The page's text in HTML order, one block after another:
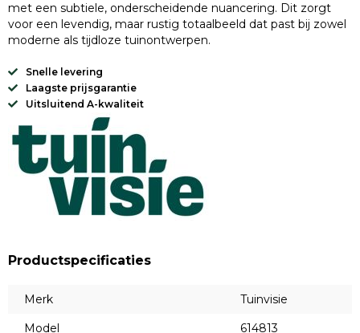
met een subtiele, onderscheidende nuancering. Dit zorgt
voor een levendig, maar rustig totaalbeeld dat past bij zowel
moderne als tijdloze tuinontwerpen.
Snelle levering
Laagste prijsgarantie
Uitsluitend A-kwaliteit
Productspecificaties
Merk
Tuinvisie
Model
614813